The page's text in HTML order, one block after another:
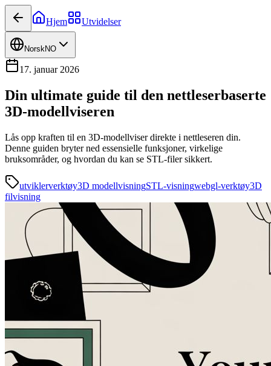
Hjem Utvidelser
NorskNO
17. januar 2026
Din ultimate guide til den nettleserbaserte
3D-modellviseren
Lås opp kraften til en 3D-modellviser direkte i nettleseren din.
Denne guiden bryter ned essensielle funksjoner, virkelige
bruksområder, og hvordan du kan se STL-filer sikkert.
utviklerverktøy3D modellvisningSTL-visningwebgl-verktøy3D
filvisning